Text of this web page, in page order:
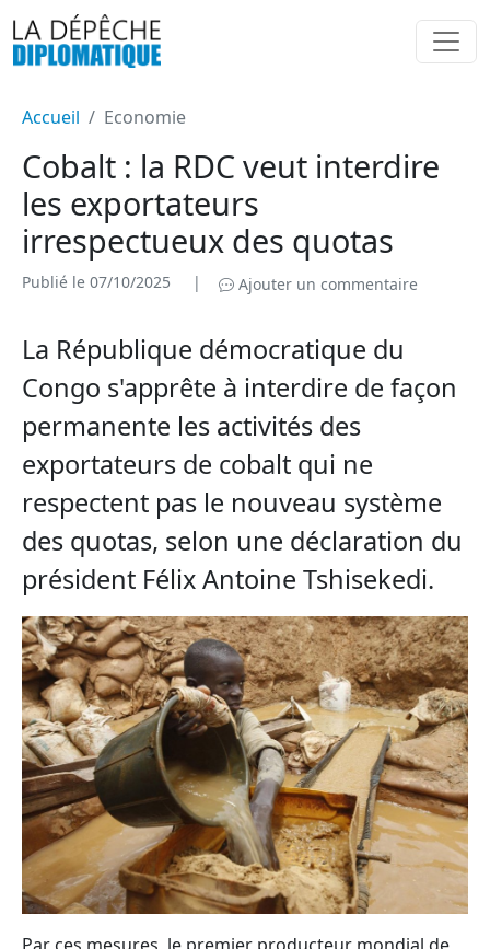
Accueil Economie
Cobalt : la RDC veut interdire
les exportateurs
irrespectueux des quotas
Publié le 07/10/2025 | Ajouter un commentaire
La République démocratique du
Congo s'apprête à interdire de façon
permanente les activités des
exportateurs de cobalt qui ne
respectent pas le nouveau système
des quotas, selon une déclaration du
président Félix Antoine Tshisekedi.